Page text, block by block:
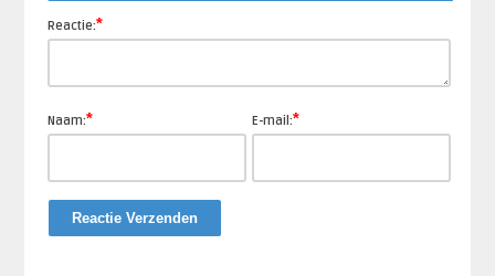
Reactie:*
Naam:* E-mail:*